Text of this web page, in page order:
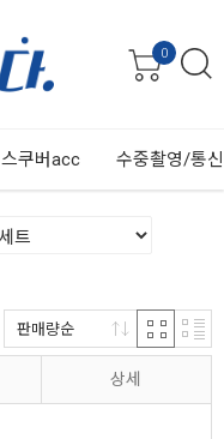
0
스쿠버acc 수중촬영/통
상세
판매량순